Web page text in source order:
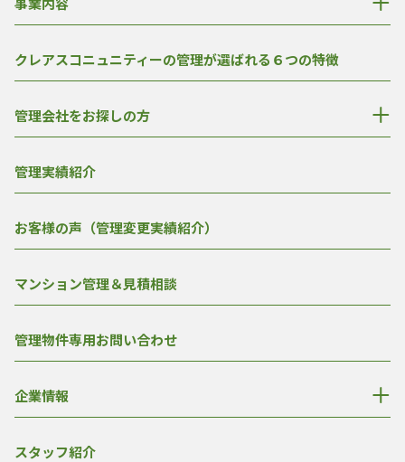
クレアスコニュニティーの管理が選ばれる６つの特徴
管理会社をお探しの方
管理実績紹介
お客様の声（管理変更実績紹介）
マンション管理＆見積相談
管理物件専用お問い合わせ
企業情報
スタッフ紹介